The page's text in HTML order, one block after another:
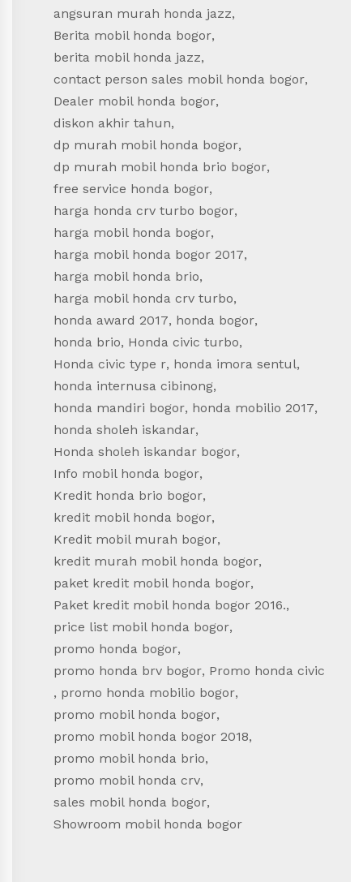
angsuran murah honda jazz,
Berita mobil honda bogor,
berita mobil honda jazz,
contact person sales mobil honda bogor,
Dealer mobil honda bogor,
diskon akhir tahun,
dp murah mobil honda bogor,
dp murah mobil honda brio bogor,
free service honda bogor,
harga honda crv turbo bogor,
harga mobil honda bogor,
harga mobil honda bogor 2017,
harga mobil honda brio,
harga mobil honda crv turbo,
honda award 2017, honda bogor,
honda brio, Honda civic turbo,
Honda civic type r, honda imora sentul,
honda internusa cibinong,
honda mandiri bogor, honda mobilio 2017,
honda sholeh iskandar,
Honda sholeh iskandar bogor,
Info mobil honda bogor,
Kredit honda brio bogor,
kredit mobil honda bogor,
Kredit mobil murah bogor,
kredit murah mobil honda bogor,
paket kredit mobil honda bogor,
Paket kredit mobil honda bogor 2016.,
price list mobil honda bogor,
promo honda bogor,
promo honda brv bogor, Promo honda civic
, promo honda mobilio bogor,
promo mobil honda bogor,
promo mobil honda bogor 2018,
promo mobil honda brio,
promo mobil honda crv,
sales mobil honda bogor,
Showroom mobil honda bogor